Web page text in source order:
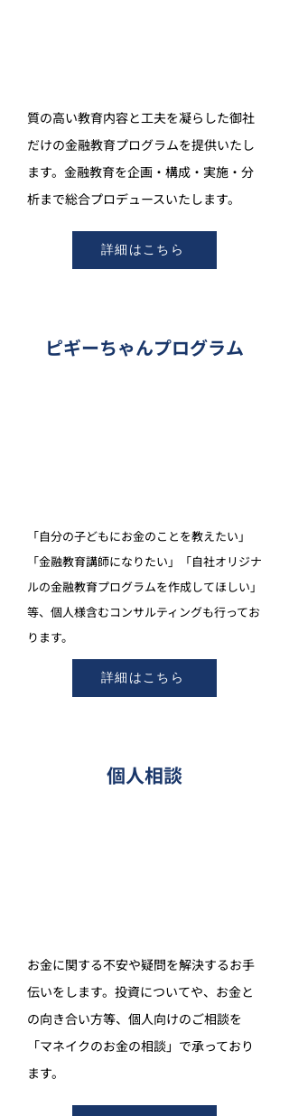
質の高い教育内容と工夫を凝らした御社
だけの金融教育プログラムを提供いたし
ます。金融教育を企画・構成・実施・分
析まで総合プロデュースいたします。
詳細はこちら
ピギーちゃんプログラム
「自分の子どもにお金のことを教えたい」
「金融教育講師になりたい」「自社オリジナ
ルの金融教育プログラムを作成してほしい」
等、個人様含むコンサルティングも行ってお
ります。
詳細はこちら
個人相談
お金に関する不安や疑問を解決するお手
伝いをします。投資についてや、お金と
の向き合い方等、個人向けのご相談を
「マネイクのお金の相談」で承っており
ます。